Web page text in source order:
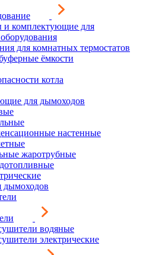
и комплектующие для
для комнатных термостатов
ёмкости
котла
для дымоходов
настенные
жаротрубные
дымоходов
водяные
электрические